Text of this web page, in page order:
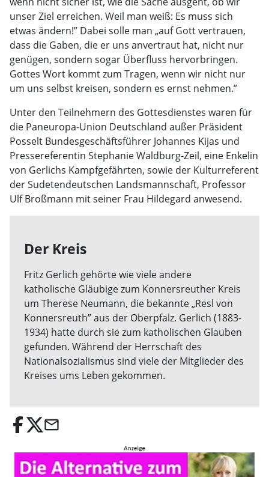
unser Ziel erreichen. Weil man weiß: Es muss sich
etwas ändern!” Dabei solle man „auf Gott vertrauen,
dass die Gaben, die er uns anvertraut hat, nicht nur
genügen, sondern sogar Überfluss hervorbringen.
Gottes Wort kommt zum Tragen, wenn wir nicht nur
um uns selbst kreisen, sondern es ernst nehmen.”
Unter den Teilnehmern des Gottesdienstes waren für
die Paneuropa-Union Deutschland außer Präsident
Posselt Bundesgeschäftsführer Johannes Kijas und
Pressereferentin Stephanie Waldburg-Zeil, eine Enkelin
von Gerlichs Kampfgefährten, sowie der Kulturreferent
der Sudetendeutschen Landsmannschaft, Professor
Ulf Broßmann mit seiner Frau Hildegard anwesend.
Der Kreis
Fritz Gerlich gehörte wie viele andere
katholische Gläubige zum Konnersreuther Kreis
um Therese Neumann, die bekannte „Resl von
Konnersreuth” aus der Oberpfalz. Gerlich (1883-
1934) hatte durch sie zum katholischen Glauben
gefunden. Während der Herrschaft des
Nationalsozialismus sind viele der Mitglieder des
Kreises ums Leben gekommen.
email